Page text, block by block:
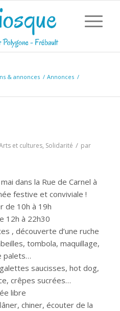
& annonces / Annonces /
et cultures, Solidarité / par
dans la Rue de Carnel à
festive et conviviale !
de 10h à 19h
12h à 22h30
, découverte d’une ruche
tombola, maquillage,
palets…
saucisses, hot dog,
crêpes sucrées…
libre
chiner, écouter de la